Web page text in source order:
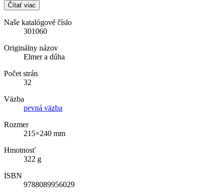
Čítať viac
Naše katalógové číslo
301060
Originálny názov
Elmer a dúha
Počet strán
32
Väzba
pevná väzba
Rozmer
215×240 mm
Hmotnosť
322 g
ISBN
9788089956029